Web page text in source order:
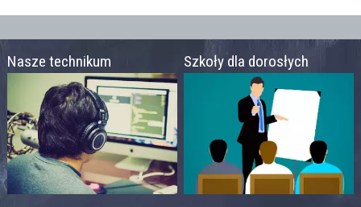
Nasze technikum Szkoły dla dorosłych